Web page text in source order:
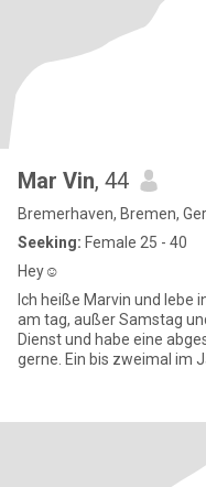
Mar Vin, 44
Bremerhaven, Bremen,
Seeking: Female 25 - 40
Hey☺️
Ich heiße Marvin und lebe
am tag, außer Samstag
Dienst und habe eine
gerne. Ein bis zweimal im